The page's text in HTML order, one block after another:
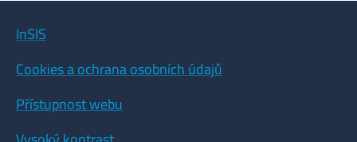
InSIS
Cookies a ochrana osobních údajů
Přístupnost webu